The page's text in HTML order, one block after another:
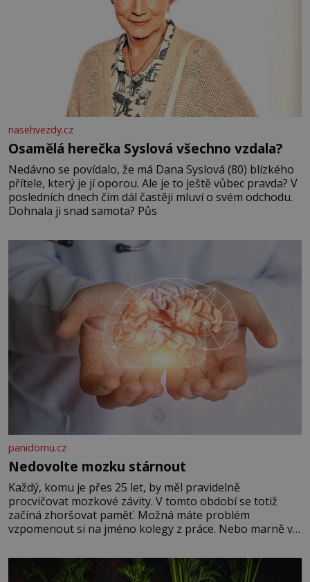
nasehvezdy.cz
Osamělá herečka Syslová všechno vzdala?
Nedávno se povídalo, že má Dana Syslová (80) blízkého
přítele, který je jí oporou. Ale je to ještě vůbec pravda? V
posledních dnech čím dál častěji mluví o svém odchodu.
Dohnala ji snad samota? Půs
panidomu.cz
Nedovolte mozku stárnout
Každý, komu je přes 25 let, by měl pravidelně
procvičovat mozkové závity. V tomto období se totiž
začíná zhoršovat paměť. Možná máte problém
vzpomenout si na jméno kolegy z práce. Nebo marně v
Je to opravdu tak, s věkem jako kdyby se paměť
rozhodla stávkovat. Cvičte